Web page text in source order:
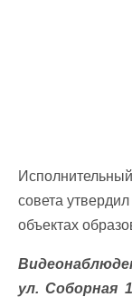
совета
объектах
ул. Соборная